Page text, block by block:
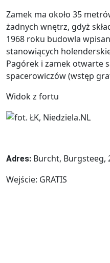
Zamek ma około 35
żadnych wnętrz, gdyż
1968 roku budowla
stanowiących
Pagórek i zamek otwarte
spacerowiczów (wstęp
Widok z fortu
Adres: Burcht, Burgsteeg,
Wejście: GRATIS